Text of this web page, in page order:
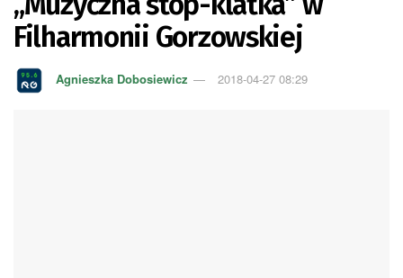
Filharmonii Gorzowskiej
Agnieszka Dobosiewicz 2018-04-27 08:29